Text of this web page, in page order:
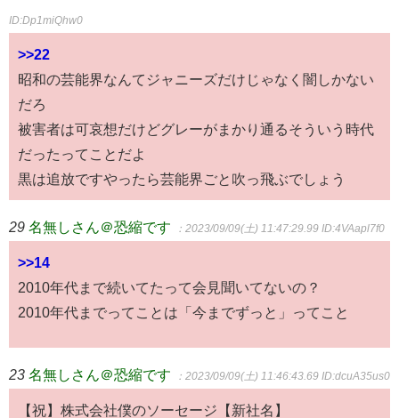
ID:Dp1miQhw0
>>22
昭和の芸能界なんてジャニーズだけじゃなく闇しかない
だろ
被害者は可哀想だけどグレーがまかり通るそういう時代
だったってことだよ
黒は追放ですやったら芸能界ごと吹っ飛ぶでしょう
29 名無しさん＠恐縮です ：2023/09/09(土) 11:47:29.99 ID:4VAapl7f0
>>14
2010年代まで続いてたって会見聞いてないの？
2010年代までってことは「今までずっと」ってこと
23 名無しさん＠恐縮です ：2023/09/09(土) 11:46:43.69 ID:dcuA35us0
【祝】株式会社僕のソーセージ【新社名】